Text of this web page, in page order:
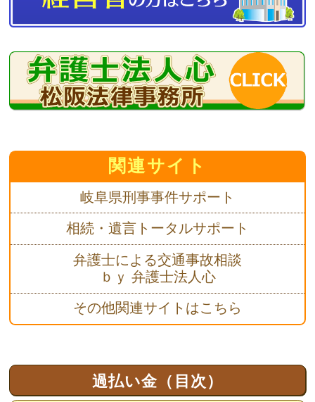
関連サイト
岐阜県刑事事件サポート
相続・遺言トータルサポート
弁護士による交通事故相談
ｂｙ 弁護士法人心
その他関連サイトはこちら
過払い金（目次）